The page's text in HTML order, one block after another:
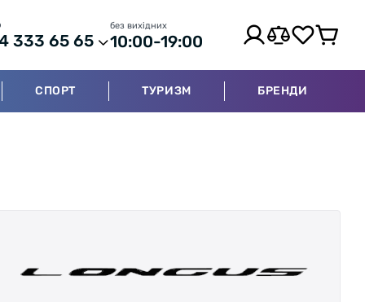
333 65 65
без вихідних
10:00-19:00
СПОРТ ТУРИЗМ БРЕНДИ